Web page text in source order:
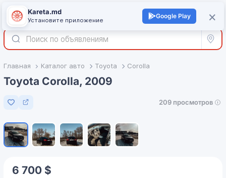
Войти +
Все
Главная Каталог авто Toyota Corolla
Toyota Corolla, 2009
Добавить в избранное
209 просмотров
6 700 $
×
Kareta.md
Установите приложение
Google Play